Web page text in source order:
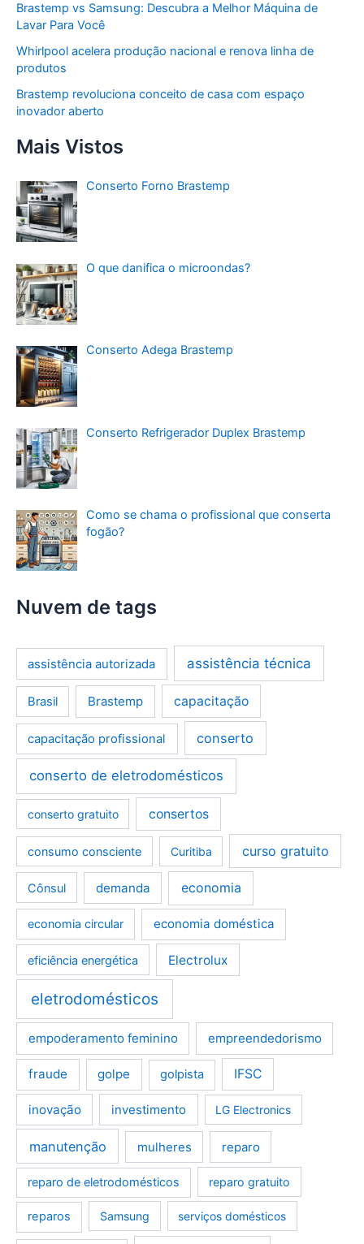
Brastemp vs Samsung: Descubra a Melhor Máquina de
Lavar Para Você
Whirlpool acelera produção nacional e renova linha de
produtos
Brastemp revoluciona conceito de casa com espaço
inovador aberto
Mais Vistos
Conserto Forno Brastemp
O que danifica o microondas?
Conserto Adega Brastemp
Conserto Refrigerador Duplex Brastemp
Como se chama o profissional que conserta
fogão?
Nuvem de tags
assistência autorizada assistência técnica
Brasil Brastemp capacitação
capacitação profissional conserto
conserto de eletrodomésticos
conserto gratuito consertos
consumo consciente Curitiba curso gratuito
Cônsul demanda economia
economia circular economia doméstica
eficiência energética Electrolux
eletrodomésticos
empoderamento feminino empreendedorismo
fraude golpe golpista IFSC
inovação investimento LG Electronics
manutenção mulheres reparo
reparo de eletrodomésticos reparo gratuito
reparos Samsung serviços domésticos